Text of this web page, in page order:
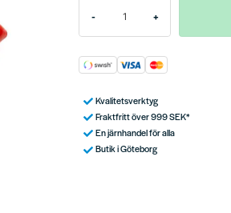
- +
Kvalitetsverktyg
Fraktfritt över 999 SEK*
En järnhandel för alla
Butik i Göteborg